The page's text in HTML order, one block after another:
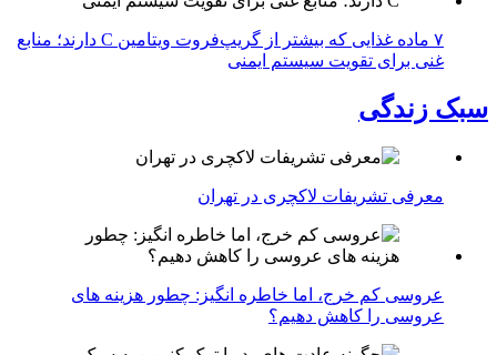
۷ ماده غذایی که بیشتر از گریپ‌فروت ویتامین C دارند؛ منابع
غنی برای تقویت سیستم ایمنی
سبک زندگی
معرفی تشریفات لاکچری در تهران
عروسی کم خرج، اما خاطره انگیز: چطور هزینه های
عروسی را کاهش دهیم؟